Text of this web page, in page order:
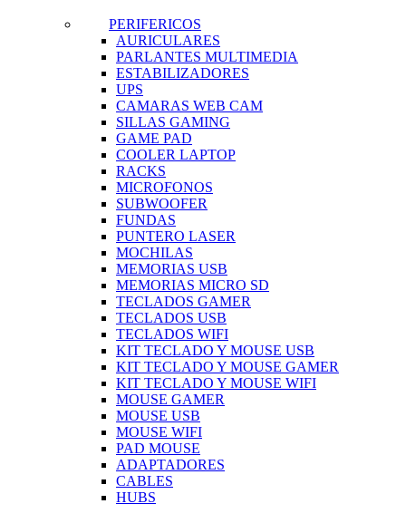
PERIFERICOS
AURICULARES
PARLANTES MULTIMEDIA
ESTABILIZADORES
UPS
CAMARAS WEB CAM
SILLAS GAMING
GAME PAD
COOLER LAPTOP
RACKS
MICROFONOS
SUBWOOFER
FUNDAS
PUNTERO LASER
MOCHILAS
MEMORIAS USB
MEMORIAS MICRO SD
TECLADOS GAMER
TECLADOS USB
TECLADOS WIFI
KIT TECLADO Y MOUSE USB
KIT TECLADO Y MOUSE GAMER
KIT TECLADO Y MOUSE WIFI
MOUSE GAMER
MOUSE USB
MOUSE WIFI
PAD MOUSE
ADAPTADORES
CABLES
HUBS